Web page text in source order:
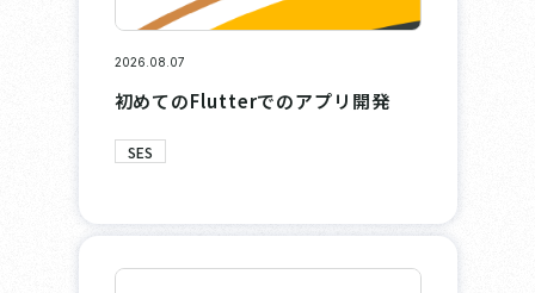
2026.08.07
初めてのFlutterでのアプリ開発
SES